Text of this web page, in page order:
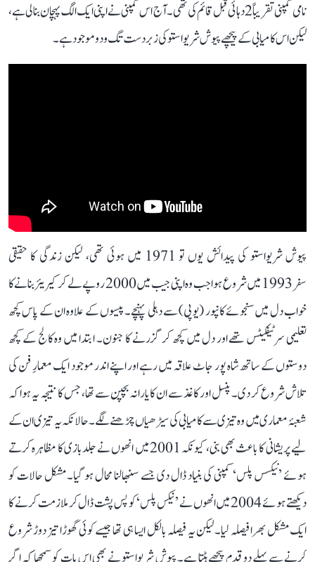
نامی کمپنی تقریباً 2 دہائی قبل قائم کی تھی۔ آج اس کمپنی نے اپنی ایک الگ پہچان بنا لی ہے،
لیکن اس کامیابی کے پیچھے پیوش شریواستو کی زبردست تگ و دو موجود ہے۔
پیوش شریواستو کی پیدائش یوں تو 1971 میں ہوئی تھی، لیکن زندگی کا حقیقی
سفر 1993 میں شروع ہوا جب وہ اپنی جیب میں 2000 روپے لے کر کیریئر بنانے کا
خواب دل میں سنجوئے کانپور (یوپی) سے دہلی پہنچے۔ پیسوں کے علاوہ ان کے پاس کچھ
تعلیمی سرٹیفکیٹس تھے اور دل میں کچھ کر گزرنے کا جنون۔ ابتدا میں وہ کالج کے کچھ
دوستوں کے ساتھ شاہ پور جاٹ علاقہ میں رہے اور اپنے اندر موجود ایک معمارِ فن کی
تلاش شروع کر دی۔ پنسل اور کاغذ سے ان کا یارانہ بچپن سے تھا، جس کا نتیجہ یہ ہوا کہ
شعبۂ معماری میں وہ تیزی سے کامیابی کی سیڑھیاں چڑھنے لگے۔ حالانکہ یہ تیزی ان کے
لیے پریشانی کا باعث بھی بنی، کیونکہ 2001 میں انھوں نے جلدبازی کا مظاہرہ کرتے
ہوئے ’نیکسس پلس‘ کمپنی کی بنیاد ڈال دی جسے سنبھالنا محال ہو گیا۔ مشکل حالات کو
دیکھتے ہوئے 2004 میں انھوں نے ’نیکس پلس‘ کو پس پشت ڈال کر ملازمت کرنے کا
ایک مشکل بھرا فیصلہ لیا۔ لیکن یہ فیصلہ بالکل ایسا ہی تھا جیسے کوئی گھوڑا تیز دوڑ شروع